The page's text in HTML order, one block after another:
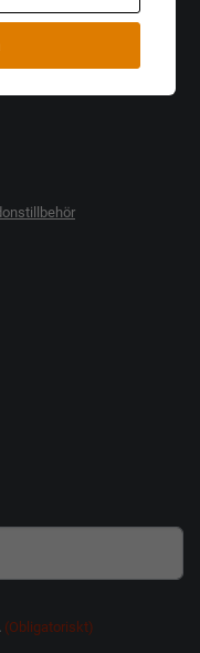
(Obligatoriskt)